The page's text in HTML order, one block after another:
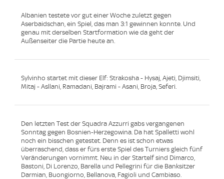
Albanien testete vor gut einer Woche zuletzt gegen
Aserbaidschan, ein Spiel, das man 3:1 gewinnen konnte. Und
genau mit derselben Startformation wie da geht der
Außenseiter die Partie heute an.
Sylvinho startet mit dieser Elf: Strakosha - Hysaj, Ajeti, Djimsiti,
Mitaj - Asllani, Ramadani, Bajrami - Asani, Broja, Seferi.
Den letzten Test der Squadra Azzurri gabs vergangenen
Sonntag gegen Bosnien-Herzegowina. Da hat Spalletti wohl
noch ein bisschen getestet. Denn es ist schon etwas
überraschend, dass er fürs erste Spiel des Turniers gleich fünf
Veränderungen vornimmt. Neu in der Startelf sind Dimarco,
Bastoni, Di Lorenzo, Barella und Pellegrini für die Banksitzer
Darmian, Buongiorno, Bellanova, Fagioli und Cambiaso.